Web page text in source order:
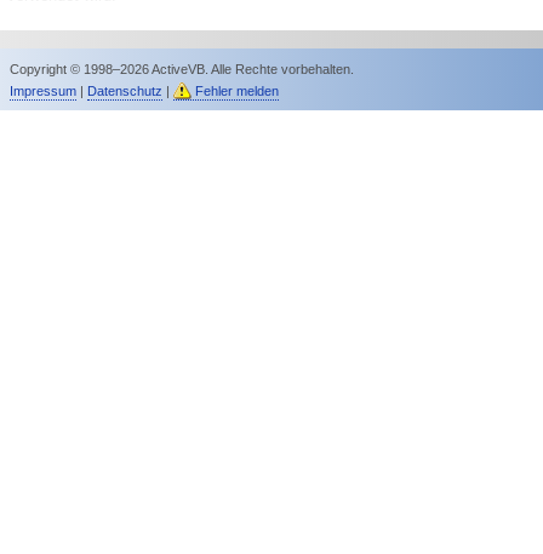
Copyright © 1998–2026 ActiveVB. Alle Rechte vorbehalten.
Impressum| Datenschutz | Fehler melden